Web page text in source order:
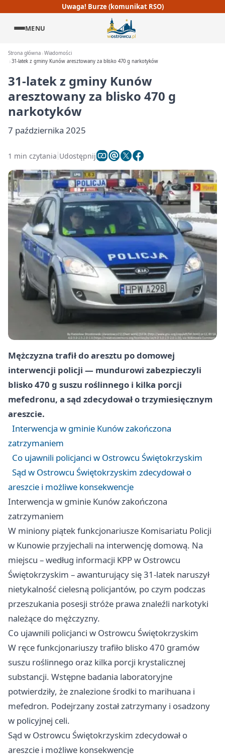
Uwaga! Burze (komunikat RSO)
MENU
Strona główna Wiadomości
31-latek z gminy Kunów aresztowany za blisko 470 g narkotyków
31-latek z gminy Kunów
aresztowany za blisko 470 g
narkotyków
7 października 2025
1 min czytania Udostępnij
Mężczyzna trafił do aresztu po domowej
interwencji policji — mundurowi zabezpieczyli
blisko 470 g suszu roślinnego i kilka porcji
mefedronu, a sąd zdecydował o trzymiesięcznym
areszcie.
Interwencja w gminie Kunów zakończona
zatrzymaniem
Co ujawnili policjanci w Ostrowcu Świętokrzyskim
Sąd w Ostrowcu Świętokrzyskim zdecydował o
areszcie i możliwe konsekwencje
Interwencja w gminie Kunów zakończona
zatrzymaniem
W miniony piątek funkcjonariusze Komisariatu Policji
w Kunowie przyjechali na interwencję domową. Na
miejscu – według informacji KPP w Ostrowcu
Świętokrzyskim – awanturujący się 31-latek naruszył
nietykalność cielesną policjantów, po czym podczas
przeszukania posesji stróże prawa znaleźli narkotyki
należące do mężczyzny.
Co ujawnili policjanci w Ostrowcu Świętokrzyskim
W ręce funkcjonariuszy trafiło blisko 470 gramów
suszu roślinnego oraz kilka porcji krystalicznej
substancji. Wstępne badania laboratoryjne
potwierdziły, że znalezione środki to marihuana i
mefedron. Podejrzany został zatrzymany i osadzony
w policyjnej celi.
Sąd w Ostrowcu Świętokrzyskim zdecydował o
areszcie i możliwe konsekwencje